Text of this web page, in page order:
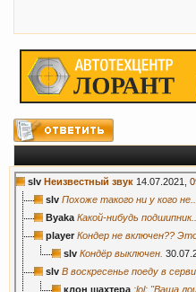
slv Неизвестный звук 14.07.2021,
slv Похоже такого ни у кого не...
Byaka Какой-нибудь подшипник...
player Кондер не включен?? Это
slv Кондёр выключен.
slv В воскресенье поеду в
клон шахтера :lol: "Ваша